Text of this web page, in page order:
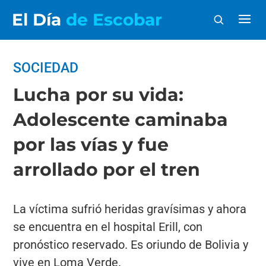
El Día de Escobar
SOCIEDAD
Lucha por su vida:
Adolescente caminaba
por las vías y fue
arrollado por el tren
La víctima sufrió heridas gravísimas y ahora
se encuentra en el hospital Erill, con
pronóstico reservado. Es oriundo de Bolivia y
vive en Loma Verde.